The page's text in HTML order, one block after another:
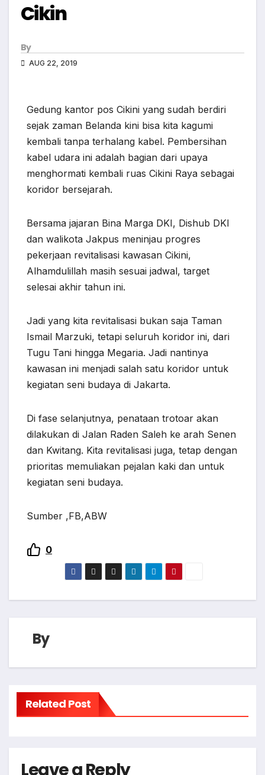
Cikin
By
AUG 22, 2019
Gedung kantor pos Cikini yang sudah berdiri
sejak zaman Belanda kini bisa kita kagumi
kembali tanpa terhalang kabel. Pembersihan
kabel udara ini adalah bagian dari upaya
menghormati kembali ruas Cikini Raya sebagai
koridor bersejarah.
Bersama jajaran Bina Marga DKI, Dishub DKI
dan walikota Jakpus meninjau progres
pekerjaan revitalisasi kawasan Cikini,
Alhamdulillah masih sesuai jadwal, target
selesai akhir tahun ini.
Jadi yang kita revitalisasi bukan saja Taman
Ismail Marzuki, tetapi seluruh koridor ini, dari
Tugu Tani hingga Megaria. Jadi nantinya
kawasan ini menjadi salah satu koridor untuk
kegiatan seni budaya di Jakarta.
Di fase selanjutnya, penataan trotoar akan
dilakukan di Jalan Raden Saleh ke arah Senen
dan Kwitang. Kita revitalisasi juga, tetap dengan
prioritas memuliakan pejalan kaki dan untuk
kegiatan seni budaya.
Sumber ,FB,ABW
0
By
Related Post
Leave a Reply